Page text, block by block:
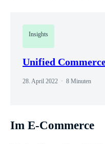
Insights
Unified
28. April 2022 8 Minuten
Im E-Commerce